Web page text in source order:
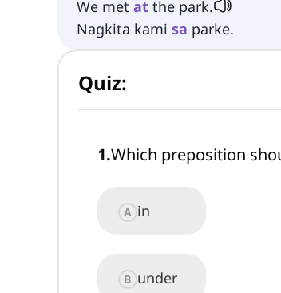
We met at the park.
Nagkita kami sa parke.
Quiz:
1.Which preposition
A in
B under